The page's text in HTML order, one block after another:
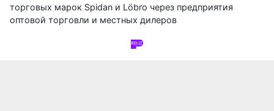
торговых марок Spidan и Löbro через предприятия
оптовой торговли и местных дилеров